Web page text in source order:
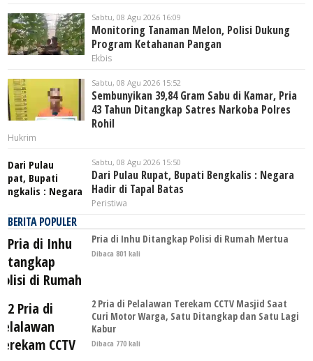
Sabtu, 08 Agu 2026 16:09
Monitoring Tanaman Melon, Polisi Dukung
Program Ketahanan Pangan
Ekbis
Sabtu, 08 Agu 2026 15:52
Sembunyikan 39,84 Gram Sabu di Kamar, Pria
43 Tahun Ditangkap Satres Narkoba Polres
Rohil
Hukrim
Sabtu, 08 Agu 2026 15:50
Dari Pulau Rupat, Bupati Bengkalis : Negara
Hadir di Tapal Batas
Peristiwa
BERITA POPULER
Pria di Inhu Ditangkap Polisi di Rumah Mertua
Dibaca 801 kali
2 Pria di Pelalawan Terekam CCTV Masjid Saat
Curi Motor Warga, Satu Ditangkap dan Satu Lagi
Kabur
Dibaca 770 kali